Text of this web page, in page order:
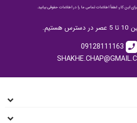
این کار، لطفاً اطلاعات تماس ما را در اطلاعات حقوقی بیابید.
call
09128111163